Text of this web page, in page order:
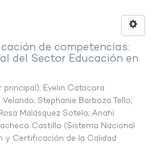
de competencias:
del Sector Educación en
principal); Evelin Catacora
; Stephanie Barboza Tello;
Malásquez Sotelo; Anahí
Castillo (Sistema Nacional
y Certificación de la Calidad